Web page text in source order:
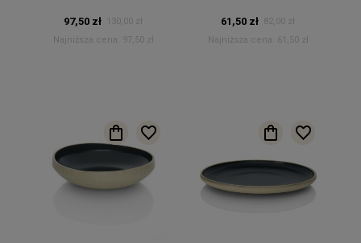
97,50 zł
130,00 zł
Najniższa cena:
97,50 zł
61,50 zł
82,00 zł
Najniższa cena:
61,50 zł